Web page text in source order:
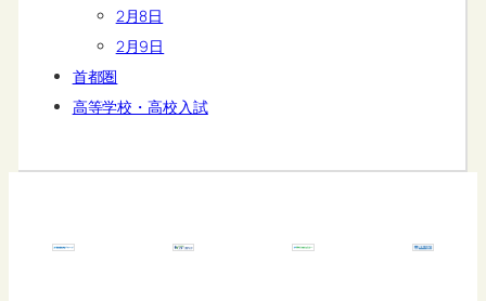
2月8日
2月9日
首都圏
高等学校・高校入試